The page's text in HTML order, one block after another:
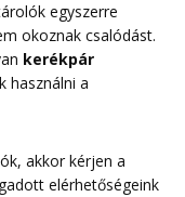
egyszerre
okoznak csalódást.
kerékpár
használni a
akkor kérjen a
elérhetőségeink